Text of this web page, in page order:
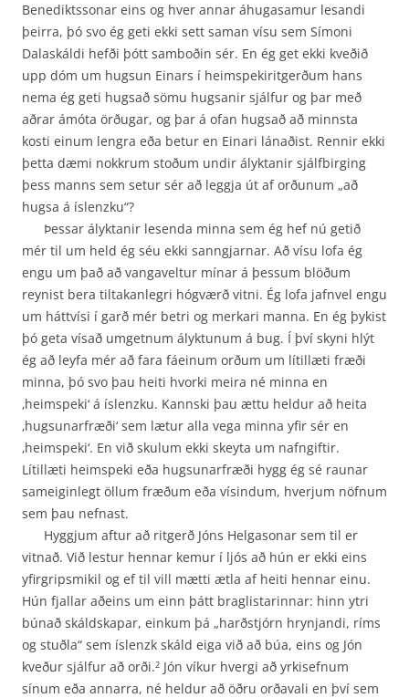
Benediktssonar eins og hver annar áhugasamur lesandi
þeirra, þó svo ég geti ekki sett saman vísu sem Símoni
Dalaskáldi hefði þótt samboðin sér. En ég get ekki kveðið
upp dóm um hugsun Einars í heim­spekiritgerðum hans
nema ég geti hugsað sömu hugsanir sjálfur og þar með
aðrar ámóta örðugar, og þar á ofan hugsað að minnsta
kosti einum lengra eða betur en Einari lánaðist. Rennir ekki
þetta dæmi nokkrum stoðum undir ályktanir sjálfbirging
þess manns sem setur sér að leggja út af orðunum „að
hugsa á íslenzku“?
Þessar ályktanir lesenda minna sem ég hef nú getið
mér til um held ég séu ekki sanngjarnar. Að vísu lofa ég
engu um það að vangaveltur mínar á þessum blöðum
reynist bera tiltakanlegri hógværð vitni. Ég lofa jafnvel engu
um háttvísi í garð mér betri og merkari manna. En ég þykist
þó geta vísað umgetnum ályktunum á bug. Í því skyni hlýt
ég að leyfa mér að fara fáeinum orðum um lítillæti fræði
minna, þó svo þau heiti hvorki meira né minna en
‚heimspeki‘ á íslenzku. Kannski þau ættu heldur að heita
‚hugsunarfræði‘ sem lætur alla vega minna yfir sér en
‚heimspeki‘. En við skulum ekki skeyta um nafngiftir.
Lítillæti heimspeki eða hugsunarfræði hygg ég sé raunar
sameiginlegt öllum fræðum eða vísindum, hverjum nöfnum
sem þau nefnast.
Hyggjum aftur að ritgerð Jóns Helgasonar sem til er
vitnað. Við lestur hennar kemur í ljós að hún er ekki eins
yfirgripsmikil og ef til vill mætti ætla af heiti hennar einu.
Hún fjallar aðeins um einn þátt braglistarinnar: hinn ytri
búnað skáldskapar, einkum þá „harðstjórn hrynjandi, ríms
og stuðla“ sem íslenzk skáld eiga við að búa, eins og Jón
kveður sjálfur að orði.2 Jón víkur hvergi að yrkisefnum
sínum eða annarra, né heldur að öðru orðavali en því sem